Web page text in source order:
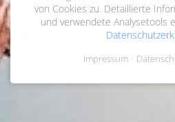
von Cookies zu. Detaillierte
und verwendete Analysetools
Impressum